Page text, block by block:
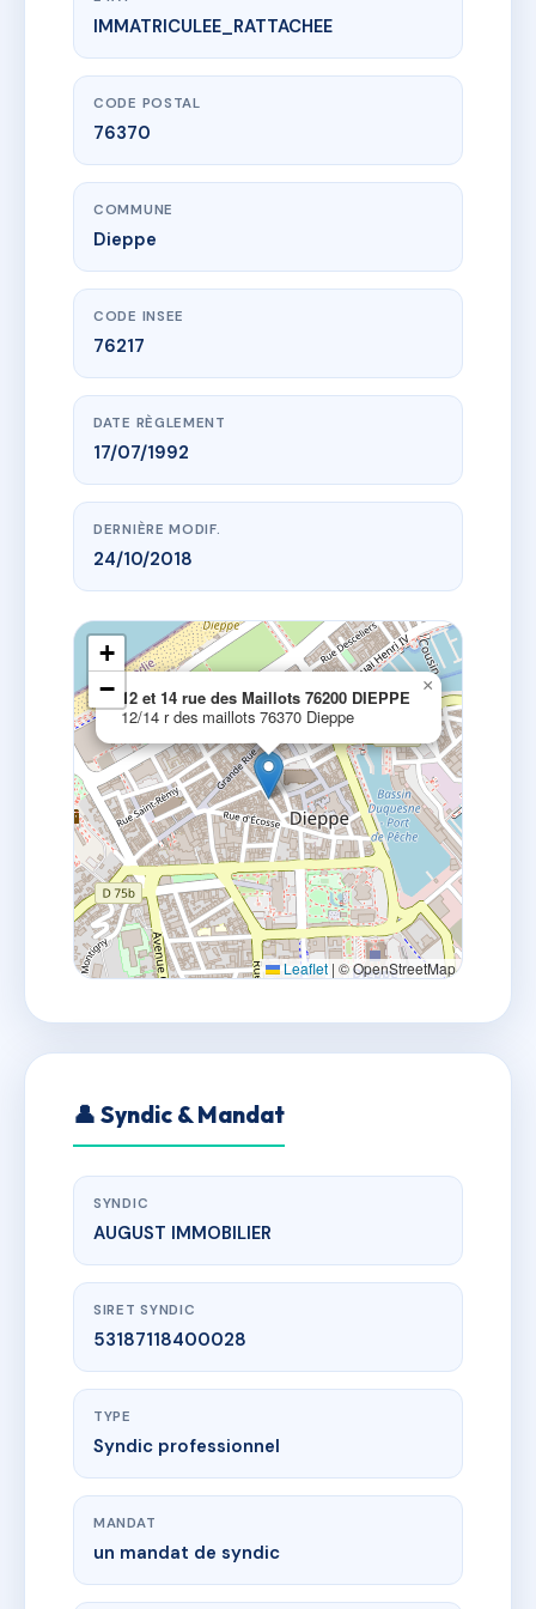
www.vme.plus/AD5876008
12 et 14 rue des Maillots 76200 DIEPPE
12/14 r des maillots
IMMATRICULEE_RATTACHEE
CODE POSTAL
76370
COMMUNE
Dieppe
CODE INSEE
76217
DATE RÈGLEMENT
17/07/1992
DERNIÈRE MODIF.
24/10/2018
12 et 14 rue des Maillots 76200 DIEPPE
12/14 r des maillots 76370 Dieppe
×
+
−
Leaflet | © OpenStreetMap
👤 Syndic & Mandat
SYNDIC
AUGUST IMMOBILIER
SIRET SYNDIC
53187118400028
TYPE
Syndic professionnel
MANDAT
un mandat de syndic